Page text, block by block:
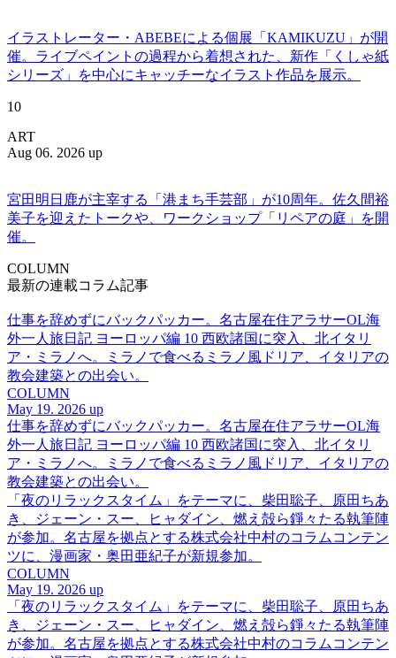
イラストレーター・ABEBEによる個展「KAMIKUZU」が開
催。ライブペイントの過程から着想された、新作「くしゃ紙
シリーズ」を中心にキャッチーなイラスト作品を展示。
10
ART
Aug 06. 2026 up
宮田明日鹿が主宰する「港まち手芸部」が10周年。佐久間裕
美子を迎えたトークや、ワークショップ「リペアの庭」を開
催。
COLUMN
最新の連載コラム記事
仕事を辞めずにバックパッカー。名古屋在住アラサーOL海
外一人旅日記 ヨーロッパ編 10 西欧諸国に突入、北イタリ
ア・ミラノへ。ミラノで食べるミラノ風ドリア、イタリアの
教会建築との出会い。
COLUMN
May 19. 2026 up
仕事を辞めずにバックパッカー。名古屋在住アラサーOL海
外一人旅日記 ヨーロッパ編 10 西欧諸国に突入、北イタリ
ア・ミラノへ。ミラノで食べるミラノ風ドリア、イタリアの
教会建築との出会い。
「夜のリラックスタイム」をテーマに、柴田聡子、原田ちあ
き、ジェーン・スー、ヒャダイン、燃え殻ら錚々たる執筆陣
が参加。名古屋を拠点とする株式会社中村のコラムコンテン
ツに、漫画家・奥田亜紀子が新規参加。
COLUMN
May 19. 2026 up
「夜のリラックスタイム」をテーマに、柴田聡子、原田ちあ
き、ジェーン・スー、ヒャダイン、燃え殻ら錚々たる執筆陣
が参加。名古屋を拠点とする株式会社中村のコラムコンテン